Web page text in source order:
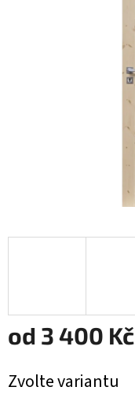
od 3 400 Kč
cena:
Zvolte variantu